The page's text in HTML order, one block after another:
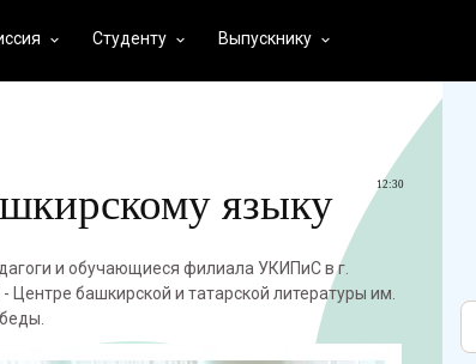
keyboard_arrow_down Студенту keyboard_arrow_down Выпускнику keyboard_arrow_down
12:30
языку
и обучающиеся филиала УКИПиС в г.
башкирской и татарской литературы им.